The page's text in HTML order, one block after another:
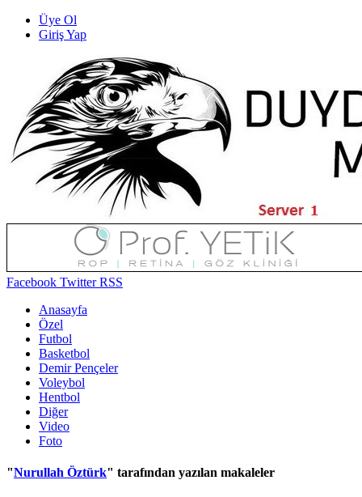
Üye Ol
Giriş Yap
Facebook TwitterRSS
Anasayfa
Özel
Futbol
Basketbol
Demir Pençeler
Voleybol
Hentbol
Diğer
Video
Foto
"Nurullah Öztürk" tarafından yazılan makaleler